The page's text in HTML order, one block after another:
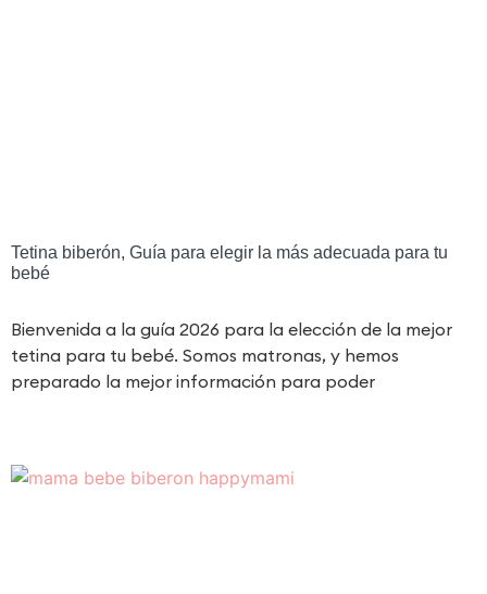
Tetina biberón, Guía para elegir la más adecuada para tu
bebé
Bienvenida a la guía 2026 para la elección de la mejor
tetina para tu bebé. Somos matronas, y hemos
preparado la mejor información para poder